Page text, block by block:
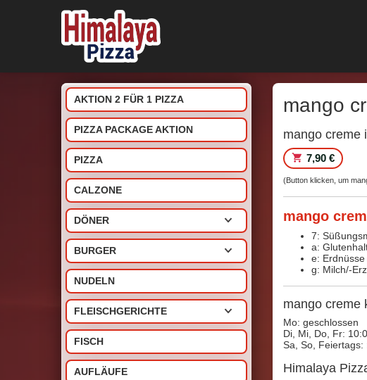
AKTION 2 FÜR 1 PIZZA
PIZZA PACKAGE AKTION
PIZZA
CALZONE
DÖNER
BURGER
NUDELN
FLEISCHGERICHTE
FISCH
AUFLÄUFE
mango
mango creme
7,90 €
(Button klicken, um
mango
7:
a:
e:
g: Milch/-
mango creme
Mo: geschlossen
Di, Mi, Do, Fr:
Sa, So,
Himalaya